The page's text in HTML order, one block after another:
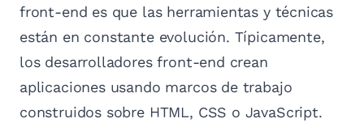
front-end es que las herramientas y técnicas
están en constante evolución. Típicamente,
los desarrolladores front-end crean
aplicaciones usando marcos de trabajo
construidos sobre HTML, CSS o JavaScript.